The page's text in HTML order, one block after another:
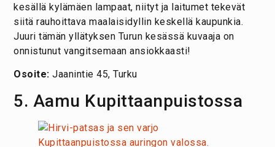
kesällä kylämäen lampaat, niityt ja laitumet tekevät
siitä rauhoittava maalaisidyllin keskellä kaupunkia.
Juuri tämän yllätyksen Turun kesässä kuvaaja on
onnistunut vangitsemaan ansiokkaasti!
Osoite: Jaanintie 45, Turku
5. Aamu Kupittaanpuistossa